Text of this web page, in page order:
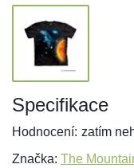
Specifikace
Hodnocení: zatím
Značka: The